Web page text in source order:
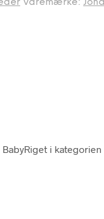
BabyRiget i kategorien